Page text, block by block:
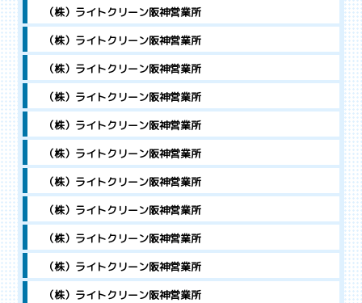
（株）ライトクリーン阪神営業所
（株）ライトクリーン阪神営業所
（株）ライトクリーン阪神営業所
（株）ライトクリーン阪神営業所
（株）ライトクリーン阪神営業所
（株）ライトクリーン阪神営業所
（株）ライトクリーン阪神営業所
（株）ライトクリーン阪神営業所
（株）ライトクリーン阪神営業所
（株）ライトクリーン阪神営業所
（株）ライトクリーン阪神営業所